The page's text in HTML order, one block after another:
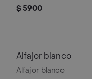
$ 5900
Alfajor blanco
Alfajor blanco